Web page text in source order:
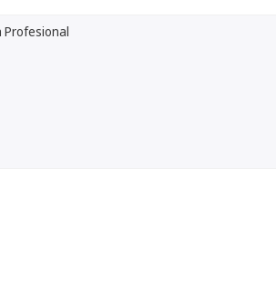
Profesional